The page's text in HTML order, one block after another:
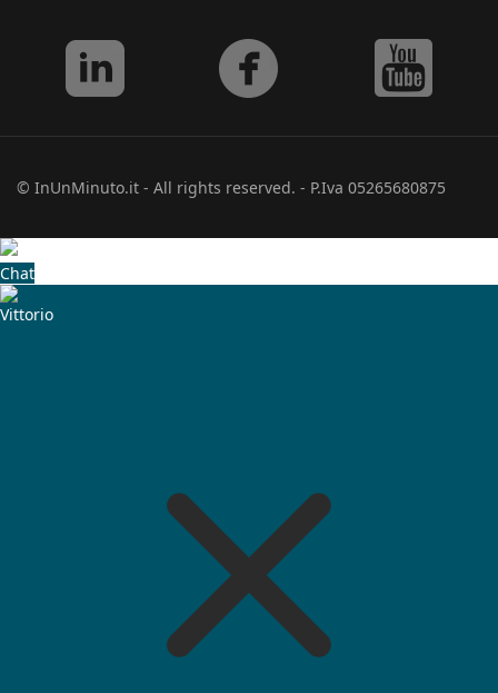
© InUnMinuto.it - All rights reserved. - P.Iva 05265680875
Chat
Vittorio